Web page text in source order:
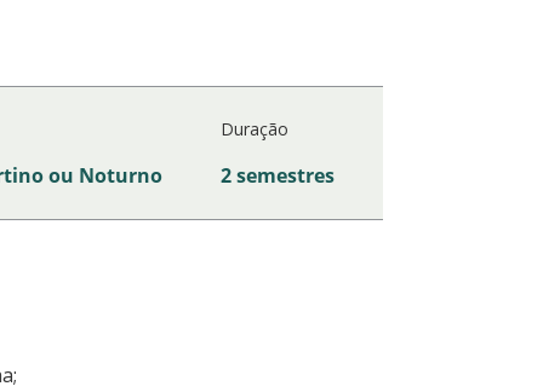
Duração
ou Noturno 2 semestres